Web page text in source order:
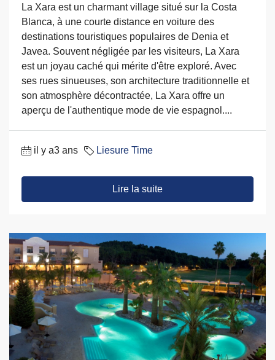
La Xara est un charmant village situé sur la Costa
Blanca, à une courte distance en voiture des
destinations touristiques populaires de Denia et
Javea. Souvent négligée par les visiteurs, La Xara
est un joyau caché qui mérite d'être exploré. Avec
ses rues sinueuses, son architecture traditionnelle et
son atmosphère décontractée, La Xara offre un
aperçu de l'authentique mode de vie espagnol....
il y a3 ans Liesure Time
Lire la suite